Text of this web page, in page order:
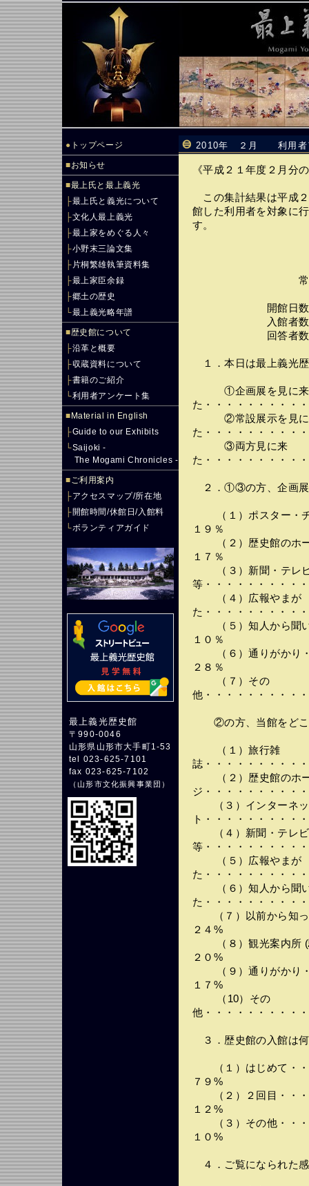
● トップページ
■お知らせ
■最上氏と最上義光
├最上氏と義光について
├文化人最上義光
├最上家をめぐる人々
├小野末三論文集
├ 片桐繁雄執筆資料集
├最上家臣余録
├郷土の歴史
└最上義光略年譜
■歴史館について
├沿革と概要
├収蔵資料について
├書籍のご紹介
└利用者アンケート集
■ Material in English
├Guide to our Exhibits
└Saijoki -
The Mogami Chronicles -
■ご利用案内
├アクセスマップ/所在地
├開館時間/休館日/入館料
└ボランティアガイド
最上義光歴史館
〒990-0046
山形県山形市大手町1-53
tel 023-625-7101
fax 023-625-7102
（山形市文化振興事業団 ）
2010年 ２月 利用者
《平成２１年度２月分
この集計結果は平成
館した利用者を対象に
す。
常設展示 （
開館日数・・・
入館者数・・・
回答者数・・・
１．本日は最上義光
①企画展を見に来
た・・・・・・・・・
②常設展示を見に
た・・・・・・・・・
③両方見に来
た・・・・・・・・・
２．①③の方、企画展
（１）ポスター・チ
１９％
（２）歴史館のホー
１７％
（３）新聞・テレ
等・・・・・・・・・
（４）広報やまが
た・・・・・・・・・
（５）知人から聞い
１０％
（６）通りがかり・
２８％
（７）その
他・・・・・・・・・
②の方、当館をどこ
（１）旅行雑
誌・・・・・・・・・
（２）歴史館のホ
ジ・・・・・・・・・
（３）インターネッ
ト・・・・・・・・・
（４）新聞・テレビ
等・・・・・・・・・
（５）広報やまが
た・・・・・・・・・
（６）知人から聞
た・・・・・・・・・
（７）以前から知っ
２４%
（８）観光案内所 (
２０%
（９）通りがかり・
１７%
（10）その
他・・・・・・・・・
３．歴史館の入館は
（１）はじめて・・
７９%
（２）２回目・・・
１２%
（３）その他・・・
１０%
４．ご覧になられた